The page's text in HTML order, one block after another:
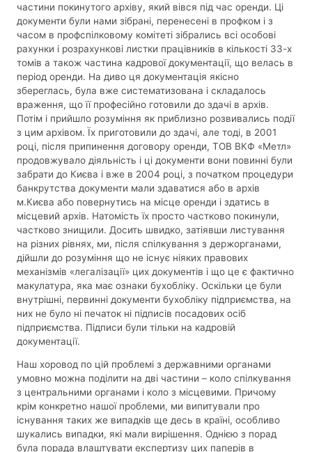
частини покинутого архіву, який вівся під час оренди. Ці
документи були нами зібрані, перенесені в профком і з
часом в профспілковому комітеті зібрались всі особові
рахунки і розрахункові листки працівників в кількості 33-х
томів а також частина кадрової документації, що велась в
період оренди. На диво ця документація якісно
збереглась, була вже систематизована і складалось
враження, що її професійно готовили до здачі в архів.
Потім і прийшло розуміння як приблизно розвивались події
з цим архівом. Їх приготовили до здачі, але тоді, в 2001
році, після припинення договору оренди, ТОВ ВКФ «Метл»
продовжувало діяльність і ці документи вони повинні були
забрати до Києва і вже в 2004 році, з початком процедури
банкрутства документи мали здаватися або в архів
м.Києва або повернутись на місце оренди і здатись в
місцевий архів. Натомість їх просто частково покинули,
частково знищили. Досить швидко, затіявши листування
на різних рівнях, ми, після спілкування з держорганами,
дійшли до розуміння що не існує ніяких правових
механізмів «легалізації» цих документів і що це є фактично
макулатура, яка має ознаки бухобліку. Оскільки це були
внутрішні, первинні документи бухобліку підприємства, на
них не було ні печаток ні підписів посадових осіб
підприємства. Підписи були тільки на кадровій
документації.
Наш хоровод по цій проблемі з державними органами
умовно можна поділити на дві частини – коло спілкування
з центральними органами і коло з місцевими. Причому
крім конкретно нашої проблеми, ми випитували про
існування таких же випадків ще десь в країні, особливо
шукались випадки, які мали вирішення. Однією з порад
була порада влаштувати експертизу цих паперів в